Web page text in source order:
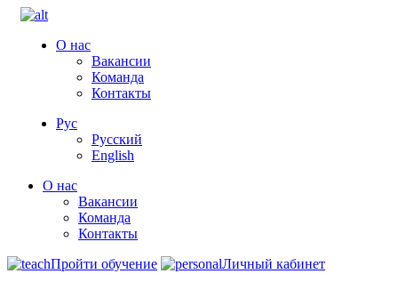
О нас
Вакансии
Команда
Контакты
Рус
Русский
English
О нас
Вакансии
Команда
Контакты
Пройти обучение
Личный кабинет